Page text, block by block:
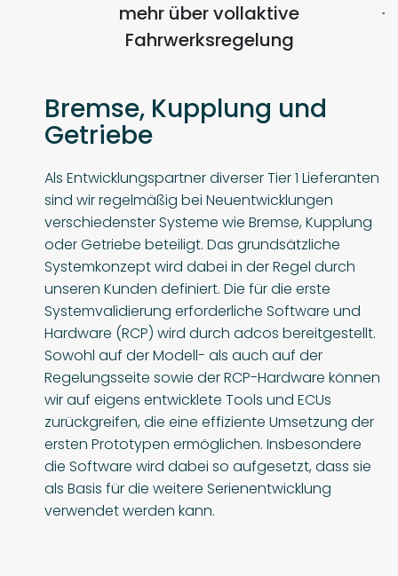
mehr über vollaktive
Fahrwerksregelung
Bremse, Kupplung und
Getriebe
Als Entwicklungspartner diverser Tier 1 Lieferanten
sind wir regelmäßig bei Neuentwicklungen
verschiedenster Systeme wie Bremse, Kupplung
oder Getriebe beteiligt. Das grundsätzliche
Systemkonzept wird dabei in der Regel durch
unseren Kunden definiert. Die für die erste
Systemvalidierung erforderliche Software und
Hardware (RCP) wird durch adcos bereitgestellt.
Sowohl auf der Modell- als auch auf der
Regelungsseite sowie der RCP-Hardware können
wir auf eigens entwicklete Tools und ECUs
zurückgreifen, die eine effiziente Umsetzung der
ersten Prototypen ermöglichen. Insbesondere
die Software wird dabei so aufgesetzt, dass sie
als Basis für die weitere Serienentwicklung
verwendet werden kann.